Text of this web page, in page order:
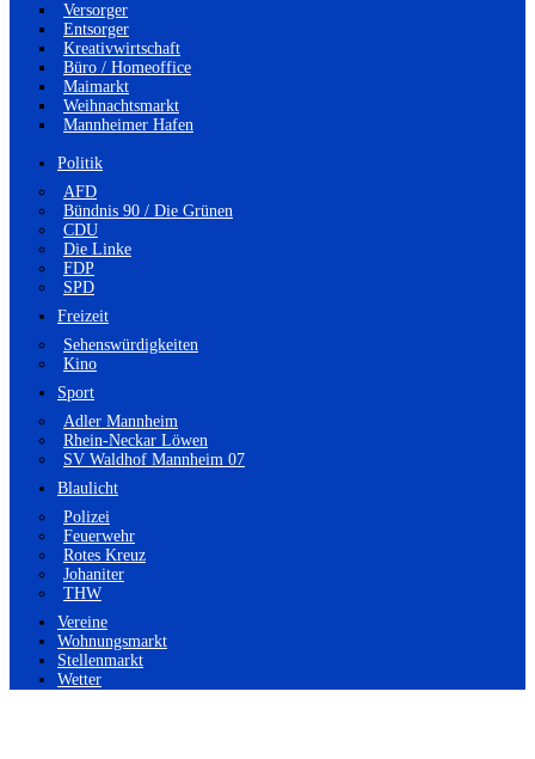
Versorger
Entsorger
Kreativwirtschaft
Büro / Homeoffice
Maimarkt
Weihnachtsmarkt
Mannheimer Hafen
Politik
AFD
Bündnis 90 / Die Grünen
CDU
Die Linke
FDP
SPD
Freizeit
Sehenswürdigkeiten
Kino
Sport
Adler Mannheim
Rhein-Neckar Löwen
SV Waldhof Mannheim 07
Blaulicht
Polizei
Feuerwehr
Rotes Kreuz
Johaniter
THW
Vereine
Wohnungsmarkt
Stellenmarkt
Wetter